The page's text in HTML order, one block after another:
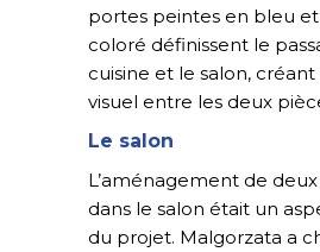
portes peintes en bleu
coloré définissent le
cuisine et le salon, créant
visuel entre les deux
Le salon
L’aménagement de
dans le salon était un
du projet. Malgorzata a